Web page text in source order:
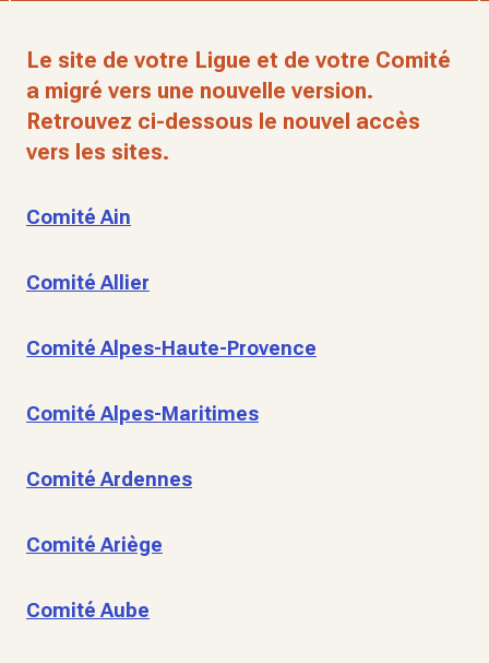
Le site de votre Ligue et de votre Comité
a migré vers une nouvelle version.
Retrouvez ci-dessous le nouvel accès
vers les sites.
Comité Ain
Comité Allier
Comité Alpes-Haute-Provence
Comité Alpes-Maritimes
Comité Ardennes
Comité Ariège
Comité Aube